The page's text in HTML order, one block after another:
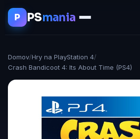
P PSmania
Domov/Hry na PlayStation 4/
Crash Bandicoot 4: Its About Time (PS4)